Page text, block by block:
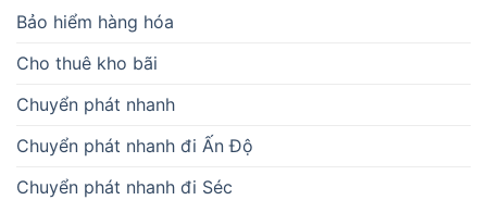
Bảo hiểm hàng hóa
Cho thuê kho bãi
Chuyển phát nhanh
Chuyển phát nhanh đi Ấn Độ
Chuyển phát nhanh đi Séc